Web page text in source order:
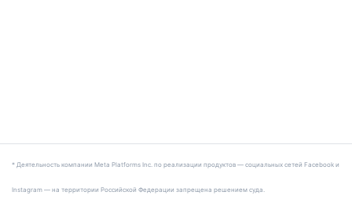
* Деятельность компании Meta Platforms Inc. по реализации продуктов — социальных сетей Facebook и
Instagram — на территории Российской Федерации запрещена решением суда.